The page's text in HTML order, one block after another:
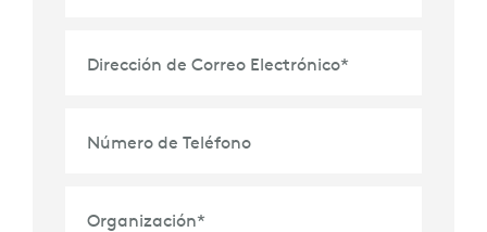
Dirección de Correo Electrónico*
Número de Teléfono
Organización*